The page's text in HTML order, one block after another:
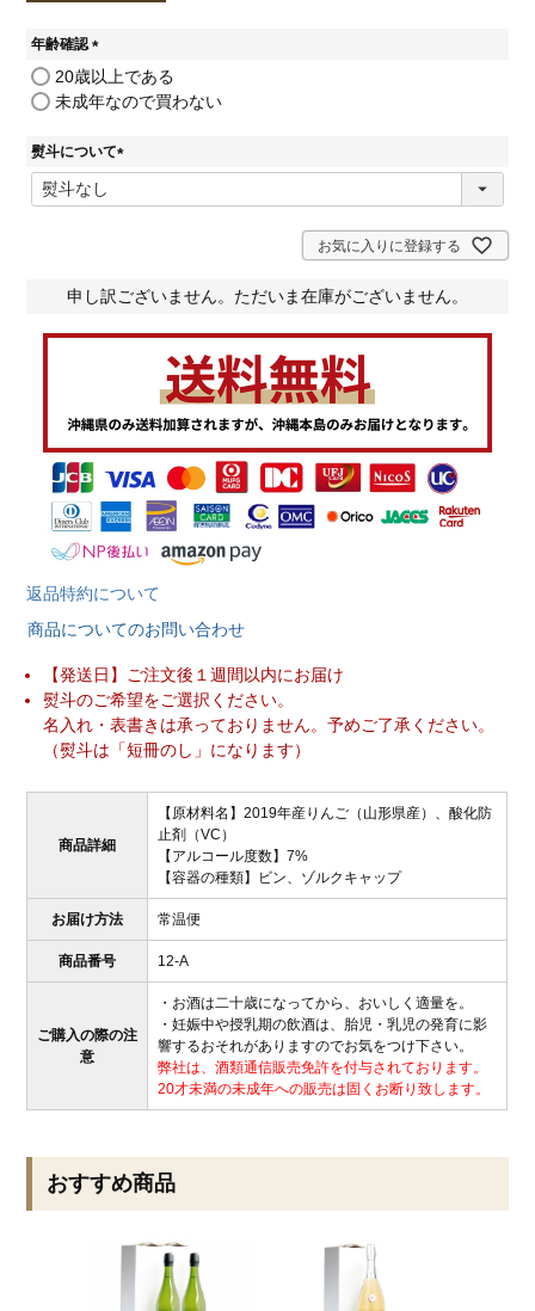
年齢確認
(
必
須
20歳以上である
未成年なので買わない
熨斗について
(
お気に入りに登録する
申し訳ございません。ただいま在庫がございません。
返品特約について
商品についてのお問い合わせ
【発送日】ご注文後１週間以内にお届け
熨斗のご希望をご選択ください。
名入れ・表書きは承っておりません。予めご了承ください。
（熨斗は「短冊のし」になります）
商品詳細
【原材料名】2019年産りんご（山形県産）、酸化防
止剤（VC）
【アルコール度数】7%
【容器の種類】ビン、ゾルクキャップ
お届け方法 常温便
商品番号 12-A
ご購入の際の注
意
・お酒は二十歳になってから、おいしく適量を。
・妊娠中や授乳期の飲酒は、胎児・乳児の発育に影
響するおそれがありますのでお気をつけ下さい。
弊社は、酒類通信販売免許を付与されております。
20才未満の未成年への販売は固くお断り致します。
おすすめ商品